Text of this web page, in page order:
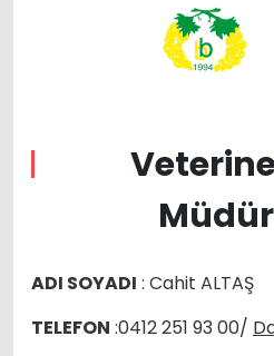
ADI SOYADI : Cahit ALTAŞ
TELEFON :0412 251 93 00/